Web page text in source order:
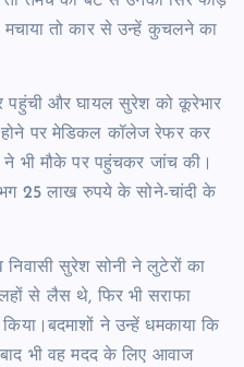
तो कार से उन्हें कुचलने का
पहुंची और घायल सुरेश को कूरेभार
होने पर मेडिकल कॉलेज रेफर कर
ने भी मौके पर पहुंचकर जांच की।
25 लाख रुपये के सोने-चांदी के
निवासी सुरेश सोनी ने लुटेरों का
से लैस थे, फिर भी सराफा
ने उन्हें धमकाया कि
भी वह मदद के लिए आवाज